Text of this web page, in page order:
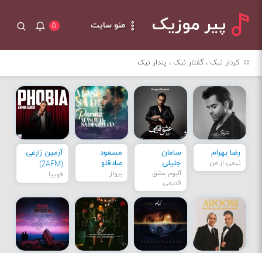
پیر موزیک منو سایت ۵
کردار نیک ، گفتار نیک ، پندار نیک
رضا بهرام
نیمی از من
سامان
جلیلی
آلبوم عشق
قدیمی
مسعود
صادقلو
پرواز
آرمین زارعی
(2AFM)
فوبیا